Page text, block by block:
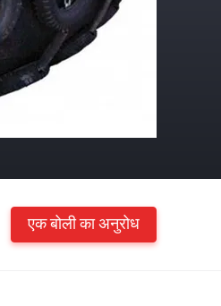
एक बोली का अनुरोध